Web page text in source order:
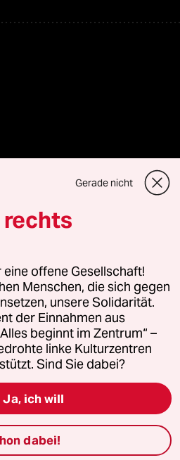
GmbH
Fragen oder für Genehmigungen
Kommune-Richtlinien
Impressum AGB
widerrufen (Ads)
Gerade nicht
rechts
offene Gesellschaft!
Menschen, die sich gegen
unsere Solidarität.
der Einnahmen aus
beginnt im Zentrum“ –
linke Kulturzentren
Sind Sie dabei?
Ja, ich will
dabei!